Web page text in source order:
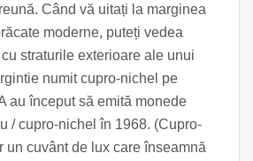
Când vă uitați la marginea
moderne, puteți vedea
straturile exterioare ale unui
numit cupro-nichel pe
au început să emită monede
/ cupro-nichel în 1968. (Cupro-
un cuvânt de lux care înseamnă